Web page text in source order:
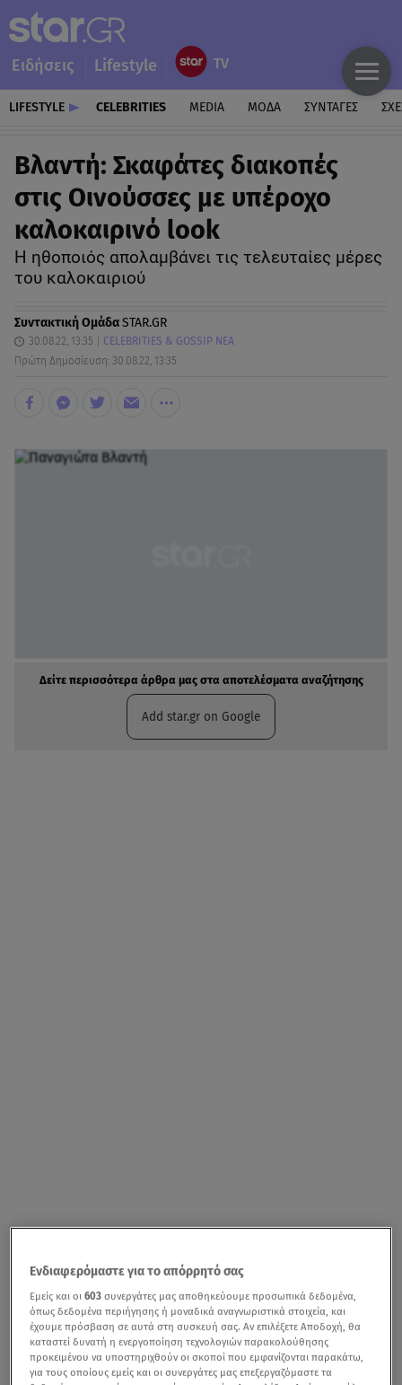
Ειδήσεις Lifestyle
LIFESTYLE CELEBRITIES MEDIA ΜΟΔΑ ΣΥΝΤΑΓΕΣ
Βλαντή: Σκαφάτες διακοπές
στις Οινούσσες με υπέροχο
καλοκαιρινό look
Η ηθοποιός απολαμβάνει τις τελευταίες μέρες
του καλοκαιριού
Συντακτική ΟμάδαSTAR.GR
30.08.22, 13:35
CELEBRITIES & GOSSIP ΝΕΑ
Πρώτη Δημοσίευση: 30.08.22, 13:35
Δείτε περισσότερα άρθρα μας στα αποτελέσματα αναζήτησης
Add star.gr on Google
Ενδιαφερόμαστε για το απόρρητό σας
Εμείς και οι603 συνεργάτες μας αποθηκεύουμε προσωπικά δεδομένα,
όπως δεδομένα περιήγησης ή μοναδικά αναγνωριστικά στοιχεία, και
έχουμε πρόσβαση σε αυτά στη συσκευή σας. Αν επιλέξετε Αποδοχή, θα
καταστεί δυνατή η ενεργοποίηση τεχνολογιών παρακολούθησης
προκειμένου να υποστηριχθούν οι σκοποί που εμφανίζονται παρακάτω,
για τους οποίους εμείς και οι συνεργάτες μας επεξεργαζόμαστε τα